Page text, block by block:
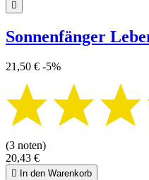

Sonnenfänger
21,50 € -5%
(3 noten)
20,43 €
 In den Warenkorb